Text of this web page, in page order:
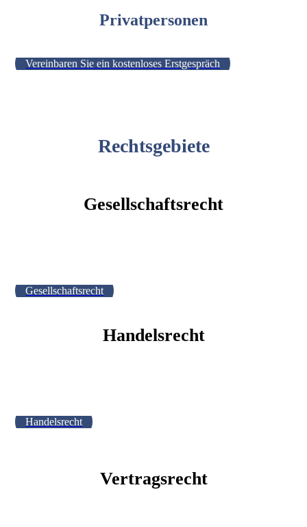
Privatpersonen
Vereinbaren Sie ein kostenloses Erstgespräch
Rechtsgebiete
Gesellschaftsrecht
Gesellschaftsrecht
Handelsrecht
Handelsrecht
Vertragsrecht